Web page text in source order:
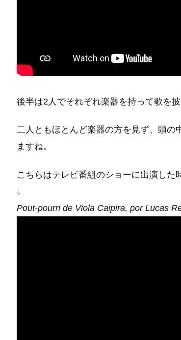
後半は2人でそれぞれ楽器を持って歌を披
二人ともほとんど楽器の方を見ず、頭の
ますね。
こちらはテレビ番組のショーに出演した
↓
Pout-pourri de Viola Caipira, por Lucas